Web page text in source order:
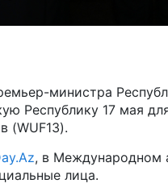
министра
Республику 17 мая
(WUF13).
, в Международном
лица.